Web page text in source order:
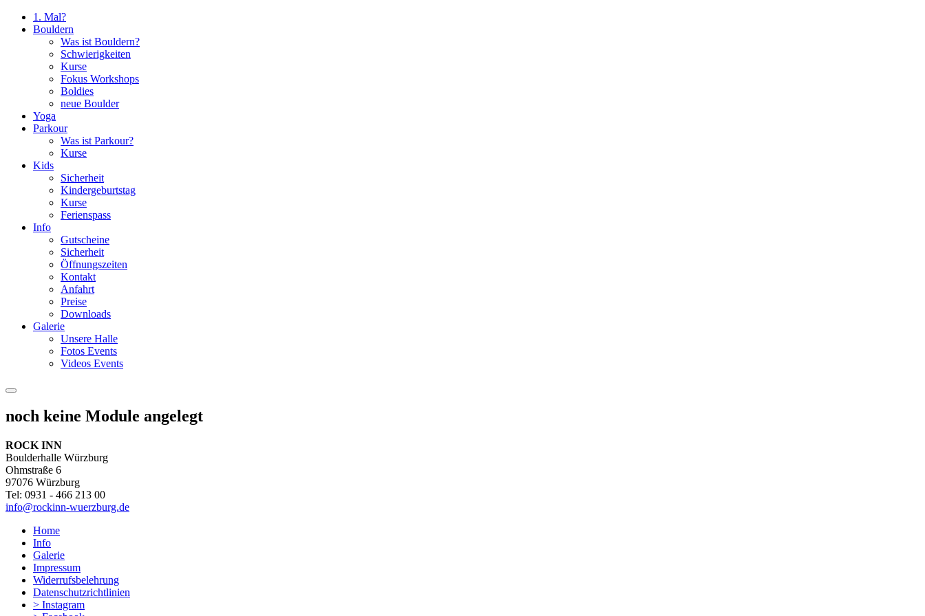
1. Mal?
Bouldern
Was ist Bouldern?
Schwierigkeiten
Kurse
Fokus Workshops
Boldies
neue Boulder
Yoga
Parkour
Was ist Parkour?
Kurse
Kids
Sicherheit
Kindergeburtstag
Kurse
Ferienspass
Info
Gutscheine
Sicherheit
Öffnungszeiten
Kontakt
Anfahrt
Preise
Downloads
Galerie
Unsere Halle
Fotos Events
Videos Events
noch keine Module angelegt
ROCK INN
Boulderhalle Würzburg
Ohmstraße 6
97076 Würzburg
Tel: 0931 - 466 213 00
info@rockinn-wuerzburg.de
Home
Info
Galerie
Impressum
Widerrufsbelehrung
Datenschutzrichtlinien
> Instagram